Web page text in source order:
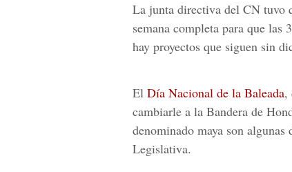
La junta directiva del CN tuvo
semana completa para que las
hay proyectos que siguen sin
El Día Nacional de la Baleada,
cambiarle a la Bandera de
denominado maya son
Legislativa.